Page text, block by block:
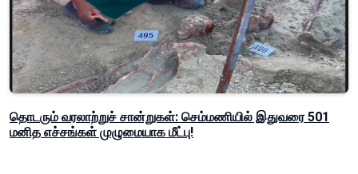
தொடரும் வரலாற்றுச் சான்றுகள்: செம்மணியில் இதுவரை 501
மனித எச்சங்கள் முழுமையாக மீட்பு!